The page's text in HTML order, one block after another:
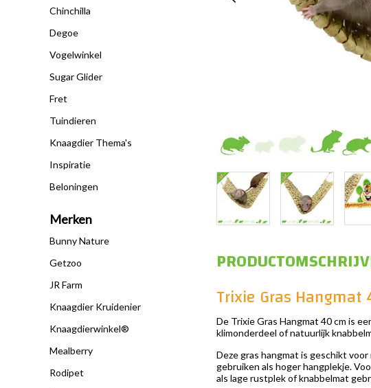
Chinchilla
Degoe
Vogelwinkel
Sugar Glider
Fret
Tuindieren
Knaagdier Thema's
Inspiratie
Beloningen
Merken
Bunny Nature
Getzoo
JR Farm
Knaagdier Kruidenier
Knaagdierwinkel®
Mealberry
Rodipet
Trixie Gras
De Trixie Gras Hangmat 40 cm is
klimonderdeel of natuurlijk
Deze gras hangmat is geschikt
gebruiken als hoger hangplekje.
als lage rustplek of knabbelmat